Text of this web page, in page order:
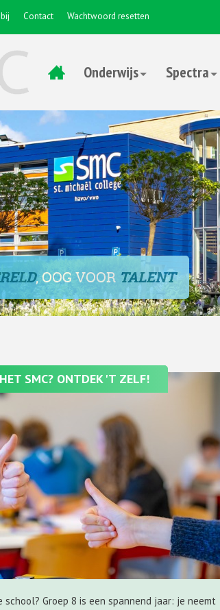
Contact Wachtwoord resetten
Onderwijs Spectra
, OOG VOOR TALENT
SMC? ONTDEK 'T ZELF!
school? Groep 8 is een spannend jaar: je neemt